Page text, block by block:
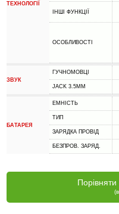
ТЕХНОЛОГІЇ
ІНШІ ФУНКЦІЇ
ОСОБЛИВОСТІ
ЗВУК
ГУЧНОМОВЦІ
JACK 3.5MM
БАТАРЕЯ
ЕМНІСТЬ
ТИП
ЗАРЯДКА ПРОВІД
БЕЗПРОВ. ЗАРЯД.